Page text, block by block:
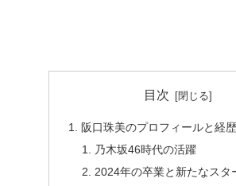
目次
阪口珠美のプロフィールと経歴
乃木坂46時代の活躍
2024年の卒業と新たなスタ